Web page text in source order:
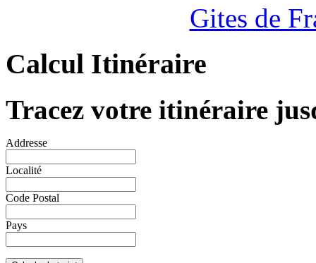
Gites de
Calcul Itinéraire
Tracez votre itinéraire
Addresse
Localité
Code Postal
Pays